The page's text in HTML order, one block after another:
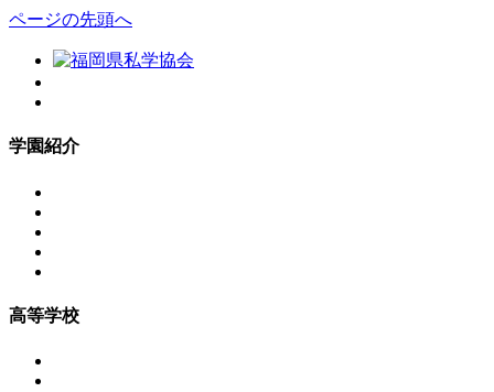
ページの先頭へ
学園紹介
高等学校